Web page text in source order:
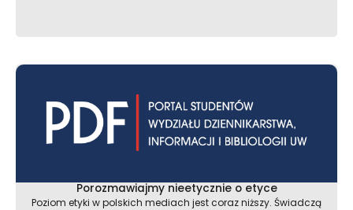
Porozmawiajmy nieetycznie o etyce
Poziom etyki w polskich mediach jest coraz niższy. Świadczą